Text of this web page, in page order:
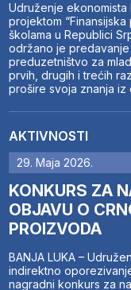
Udruženje ekonomista
projektom “Finansijska
školama u Republici
održano je predavanje
preduzetništvo za
prvih, drugih i trećih
prošire svoja znanja iz
AKTIVNOSTI
29. Maja 2026.
KONKURS ZA
OBJAVU O
PROIZVODA
BANJA LUKA –
indirektno
nagradni konkurs za